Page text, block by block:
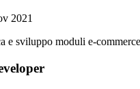
2021
e sviluppo moduli e-